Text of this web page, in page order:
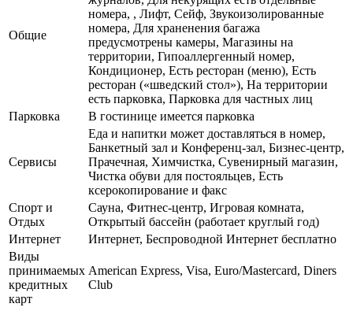
Общие
номера, , Лифт, Сейф, Звукоизолированные
номера, Для храненения багажа
предусмотрены камеры, Магазины на
территории, Гипоаллергенный номер,
Кондиционер, Есть ресторан (меню), Есть
ресторан («шведский стол»), На территории
есть парковка, Парковка для частных лиц
Парковка
В гостинице имеется парковка
Сервисы
Еда и напитки может доставляться в номер,
Банкетный зал и Конференц-зал, Бизнес-центр,
Прачечная, Химчистка, Сувенирный магазин,
Чистка обуви для постояльцев, Есть
ксерокопирование и факс
Спорт и
Отдых
Сауна, Фитнес-центр, Игровая комната,
Открытый бассейн (работает круглый год)
Интернет
Интернет, Беспроводной Интернет бесплатно
Виды
принимаемых
кредитных
карт
American Express, Visa, Euro/Mastercard, Diners
Club